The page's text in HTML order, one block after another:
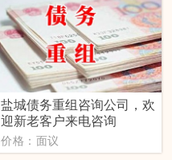
盐城债务重组咨询公司，欢
迎新老客户来电咨询
价格：面议